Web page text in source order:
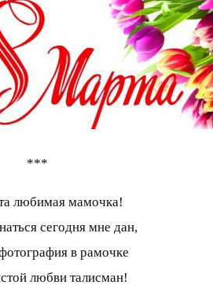
***
любимая мамочка!
сегодня мне дан,
в рамочке
любви талисман!